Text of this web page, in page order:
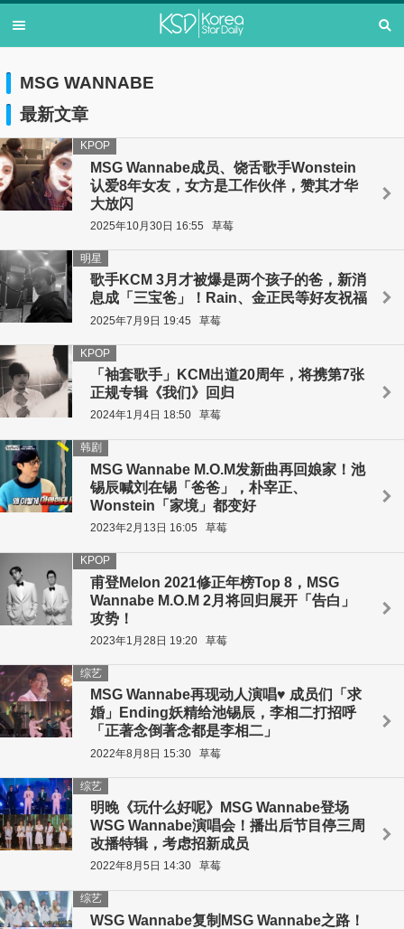
MSG WANNABE
最新文章
MSG Wannabe成员、饶舌歌手Wonstein
认爱8年女友，女方是工作伙伴，赞其才华
大放闪
KPOP
2025年10月30日 16:55 草莓
歌手KCM 3月才被爆是两个孩子的爸，新消
息成「三宝爸」！Rain、金正民等好友祝福
明星
2025年7月9日 19:45 草莓
「袖套歌手」KCM出道20周年，将携第7张
正规专辑《我们》回归
KPOP
2024年1月4日 18:50 草莓
MSG Wannabe M.O.M发新曲再回娘家！池
锡辰喊刘在锡「爸爸」，朴宰正、
Wonstein「家境」都变好
韩剧
2023年2月13日 16:05 草莓
甫登Melon 2021修正年榜Top 8，MSG
Wannabe M.O.M 2月将回归展开「告白」
攻势！
KPOP
2023年1月28日 19:20 草莓
MSG Wannabe再现动人演唱♥ 成员们「求
婚」Ending妖精给池锡辰，李相二打招呼
「正著念倒著念都是李相二」
综艺
2022年8月8日 15:30 草莓
明晚《玩什么好呢》MSG Wannabe登场
WSG Wannabe演唱会！播出后节目停三周
改播特辑，考虑招新成员
综艺
2022年8月5日 14:30 草莓
WSG Wannabe复制MSG Wannabe之路！
综艺